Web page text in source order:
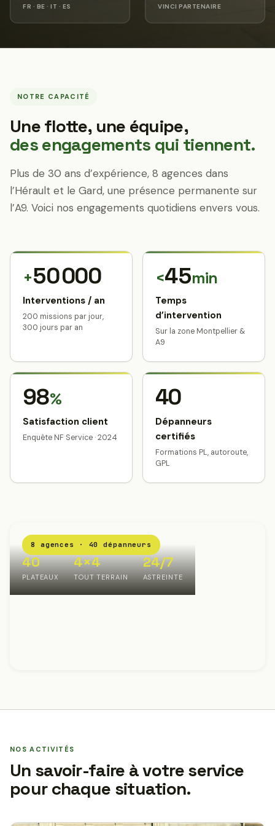
FR · BE · IT · ES VINCI PARTENAIRE
NOTRE CAPACITÉ
Une flotte, une équipe,
des engagements qui tiennent.
Plus de 30 ans d’expérience, 8 agences dans
l’Hérault et le Gard, une présence permanente sur
l’A9. Voici nos engagements quotidiens envers vous.
+50 000
Interventions / an
200 missions par jour,
300 jours par an
<45min
Temps
d’intervention
Sur la zone Montpellier &
A9
98%
Satisfaction client
Enquête NF Service · 2024
40
Dépanneurs
certifiés
Formations PL, autoroute,
GPL
8 agences · 40 dépanneurs
40
PLATEAUX
4×4
TOUT TERRAIN
24/7
ASTREINTE
NOS ACTIVITÉS
Un savoir-faire à votre service
pour chaque situation.